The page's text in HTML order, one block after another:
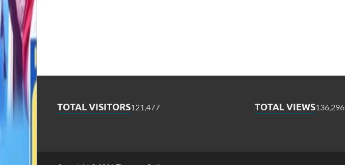
TOTAL VISITORS121,477 TOTAL VIEWS136,296